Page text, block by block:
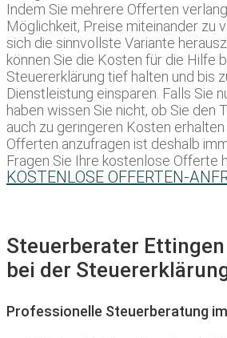
Indem Sie mehrere Offerten
Möglichkeit, Preise miteinander zu
sich die sinnvollste Variante
können Sie die Kosten für die Hilfe
Steuererklärung tief halten und bis
Dienstleistung einsparen. Falls Sie
haben wissen Sie nicht, ob Sie den
auch zu geringeren Kosten
Offerten anzufragen ist deshalb
Fragen Sie Ihre kostenlose Offerte
KOSTENLOSE OFFERTEN-
Steuerberater
bei der
Professionelle Steuerberatung